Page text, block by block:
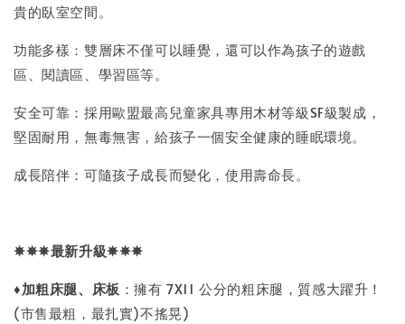
貴的臥室空間。
功能多樣：雙層床不僅可以睡覺，還可以作為孩子的遊戲
區、閱讀區、學習區等。
安全可靠：採用歐盟最高兒童家具專用木材等級SF級製成，
堅固耐用，無毒無害，給孩子一個安全健康的睡眠環境。
成長陪伴：可隨孩子成長而變化，使用壽命長。
✵✵✵最新升級✵✵✵
♦加粗床腿、床板 ：擁有 7X11 公分的粗床腿，質感大躍升！
(市售最粗，最扎實)不搖晃)